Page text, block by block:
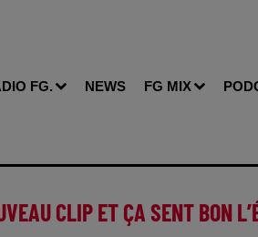
FG. NEWS FG MIX
CLIP ET ÇA SENT BON